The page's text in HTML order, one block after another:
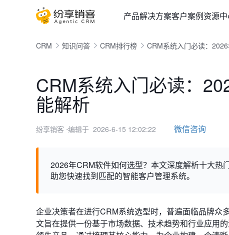
产品解决方案客户案例资源
CRM 知识问答 CRM排行榜 CRM系统入门必读：
CRM系统入门必读：
能解析
纷享销客 ⋅编辑于 2026-6-15 12:02:22 微信咨询
2026年CRM软件如何选型？本文深度解析十大热
助您快速找到匹配的智能客户管理系统。
企业决策者在进行CRM系统选型时，普遍面临品牌众
文旨在提供一份基于市场数据、技术趋势和行业应用